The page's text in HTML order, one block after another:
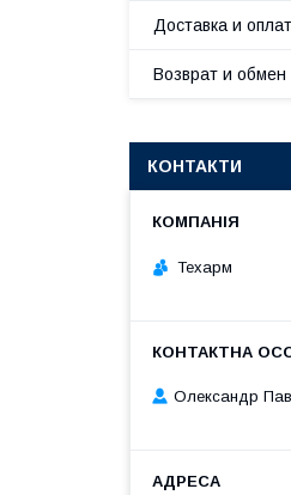
Доставка и
Возврат и обмен
КОНТАКТИ
Техарм
Олександр